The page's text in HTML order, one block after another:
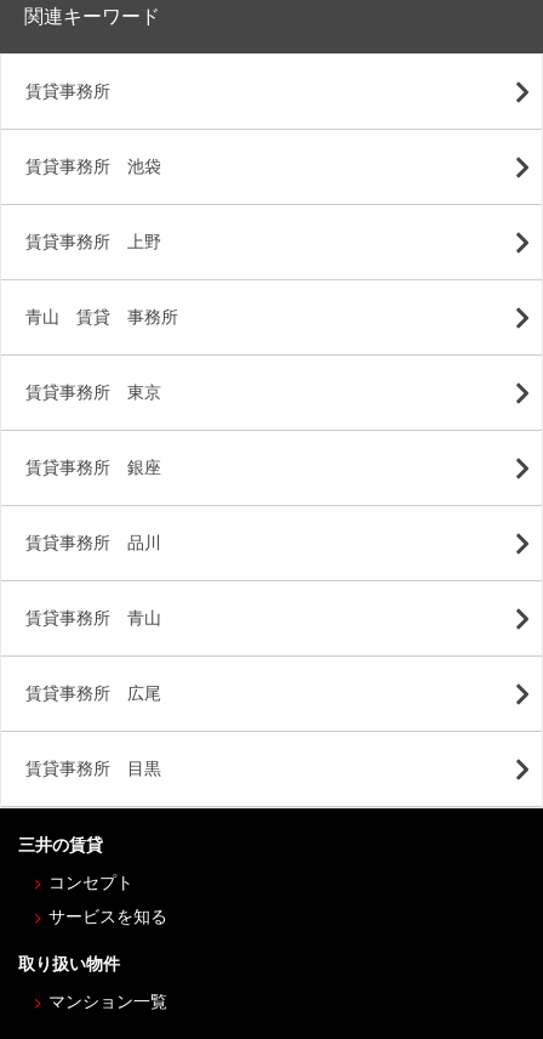
関連キーワード
賃貸事務所
賃貸事務所 池袋
賃貸事務所 上野
青山 賃貸 事務所
賃貸事務所 東京
賃貸事務所 銀座
賃貸事務所 品川
賃貸事務所 青山
賃貸事務所 広尾
賃貸事務所 目黒
三井の賃貸
コンセプト
サービスを知る
取り扱い物件
マンション一覧